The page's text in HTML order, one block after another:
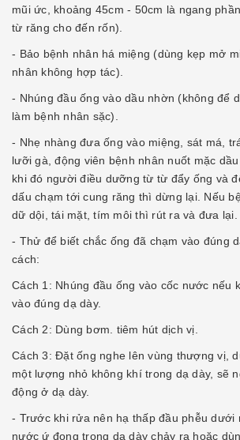
mũi ức, khoảng 45cm - 50cm là ngang
từ răng cho đến rốn).
- Bảo bệnh nhân há miệng (dùng kẹp mở
nhân không hợp tác).
- Nhúng đầu ống vào dầu nhờn (không để
làm bệnh nhân sặc).
- Nhẹ nhàng đưa ống vào miệng, sát má,
lưỡi gà, động viên bệnh nhân nuốt mặc
khi đó người điều dưỡng từ từ đẩy ống và
dấu chạm tới cung răng thì dừng lại. Nếu
dữ dội, tái mặt, tím môi thì rút ra và đưa lại.
- Thử để biết chắc ống đã chạm vào đúng
cách:
Cách 1: Nhúng đầu ống vào cốc nước nếu
vào đúng dạ dày.
Cách 2: Dùng bơm. tiêm hút dịch vị.
Cách 3: Ðặt ống nghe lên vùng thượng vị,
một lượng nhỏ không khí trong dạ dày, sẽ
động ở dạ dày.
- Trước khi rửa nên hạ thấp đầu phễu dưới
nước ứ đọng trong dạ dày chảy ra hoặc